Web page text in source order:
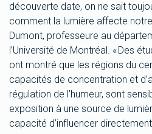
découverte date, on ne sait
comment la lumière affecte notre
Dumont, professeure au
l’Université de Montréal. « Des
ont montré que les régions du
capacités de concentration et
régulation de l’humeur, sont
exposition à une source de
capacité d’influencer